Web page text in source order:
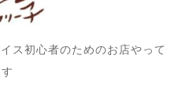
ス初心者のためのお店やって